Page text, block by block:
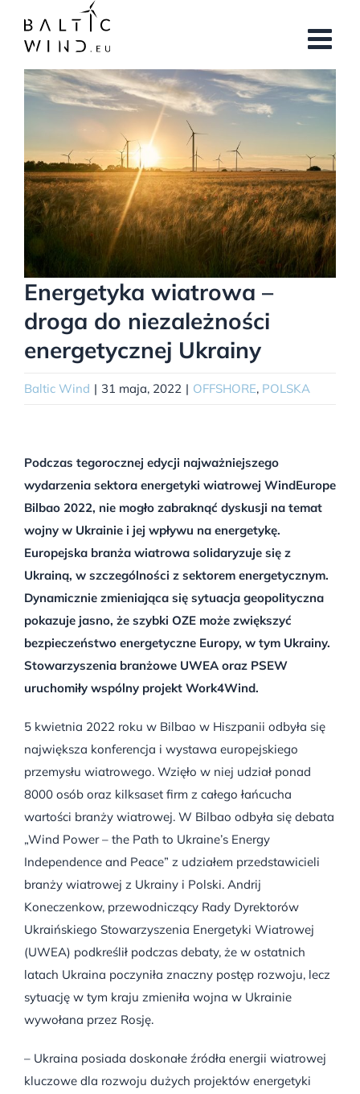
zawartości
Pokaż
większy
Energetyka wiatrowa –
droga do niezależności
energetycznej Ukrainy
Baltic Wind | 31 maja, 2022 | OFFSHORE, POLSKA
Podczas tegorocznej edycji najważniejszego
wydarzenia sektora energetyki wiatrowej WindEurope
Bilbao 2022, nie mogło zabraknąć dyskusji na temat
wojny w Ukrainie i jej wpływu na energetykę.
Europejska branża wiatrowa solidaryzuje się z
Ukrainą, w szczególności z sektorem energetycznym.
Dynamicznie zmieniająca się sytuacja geopolityczna
pokazuje jasno, że szybki OZE może zwiększyć
bezpieczeństwo energetyczne Europy, w tym Ukrainy.
Stowarzyszenia branżowe UWEA oraz PSEW
uruchomiły wspólny projekt Work4Wind.
5 kwietnia 2022 roku w Bilbao w Hiszpanii odbyła się
największa konferencja i wystawa europejskiego
przemysłu wiatrowego. Wzięło w niej udział ponad
8000 osób oraz kilksaset firm z całego łańcucha
wartości branży wiatrowej. W Bilbao odbyła się debata
„Wind Power – the Path to Ukraine’s Energy
Independence and Peace” z udziałem przedstawicieli
branży wiatrowej z Ukrainy i Polski. Andrij
Koneczenkow, przewodniczący Rady Dyrektorów
Ukraińskiego Stowarzyszenia Energetyki Wiatrowej
(UWEA) podkreślił podczas debaty, że w ostatnich
latach Ukraina poczyniła znaczny postęp rozwoju, lecz
sytuację w tym kraju zmieniła wojna w Ukrainie
wywołana przez Rosję.
– Ukraina posiada doskonałe źródła energii wiatrowej
kluczowe dla rozwoju dużych projektów energetyki